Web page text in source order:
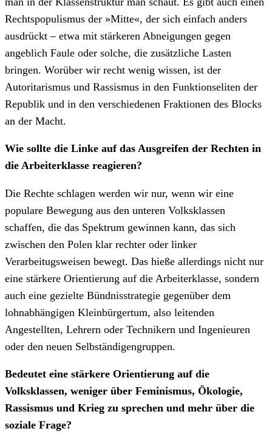
Rechtspopulismus der »Mitte«, der sich einfach anders
ausdrückt – etwa mit stärkeren Abneigungen gegen
angeblich Faule oder solche, die zusätzliche Lasten
bringen. Worüber wir recht wenig wissen, ist der
Autoritarismus und Rassismus in den Funktionseliten der
Republik und in den verschiedenen Fraktionen des Blocks
an der Macht.
Wie sollte die Linke auf das Ausgreifen der Rechten in
die Arbeiterklasse reagieren?
Die Rechte schlagen werden wir nur, wenn wir eine
populare Bewegung aus den unteren Volksklassen
schaffen, die das Spektrum gewinnen kann, das sich
zwischen den Polen klar rechter oder linker
Verarbeitugsweisen bewegt. Das hieße allerdings nicht nur
eine stärkere Orientierung auf die Arbeiterklasse, sondern
auch eine gezielte Bündnisstrategie gegenüber dem
lohnabhängigen Kleinbürgertum, also leitenden
Angestellten, Lehrern oder Technikern und Ingenieuren
oder den neuen Selbständigengruppen.
Bedeutet eine stärkere Orientierung auf die
Volksklassen, weniger über Feminismus, Ökologie,
Rassismus und Krieg zu sprechen und mehr über die
soziale Frage?